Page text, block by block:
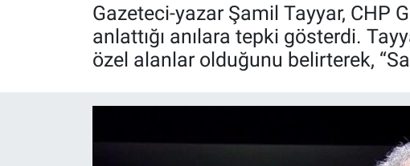
Gazeteci-yazar Şamil Tayyar, CHP
anlattığı anılara tepki gösterdi.
özel alanlar olduğunu belirterek,
Son Dakika Haberleri
Haber Arşivi